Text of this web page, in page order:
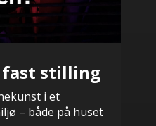
stilling
i et
– både på huset